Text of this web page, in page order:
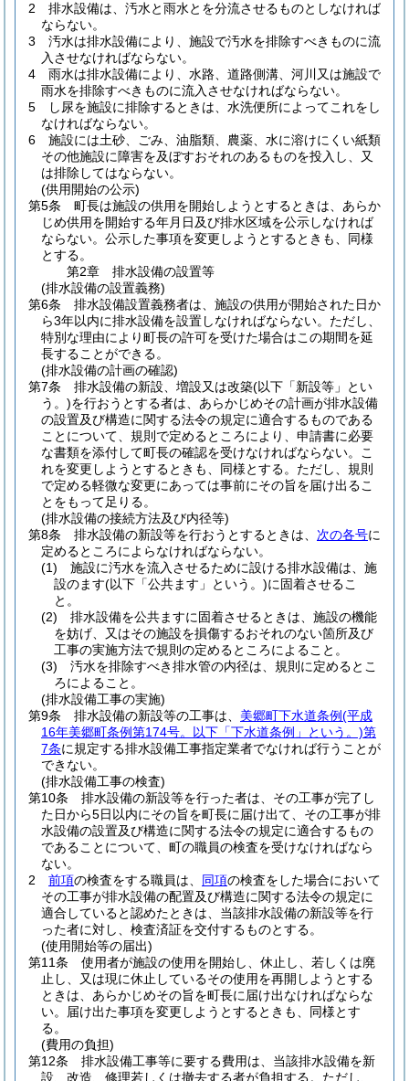
2
排水設備は、汚水と雨水とを分流させるものとしなければ
ならない。
3
汚水は排水設備により、施設で汚水を排除すべきものに流
入させなければならない。
4
雨水は排水設備により、水路、道路側溝、河川又は施設で
雨水を排除すべきものに流入させなければならない。
5
し尿を施設に排除するときは、水洗便所によってこれをし
なければならない。
6
施設には土砂、ごみ、油脂類、農薬、水に溶けにくい紙類
その他施設に障害を及ぼすおそれのあるものを投入し、又
は排除してはならない。
(供用開始の公示)
第5条
町長は施設の供用を開始しようとするときは、あらか
じめ供用を開始する年月日及び排水区域を公示しなければ
ならない。 公示した事項を変更しようとするときも、同様
とする。
第2章
排水設備の設置等
(排水設備の設置義務)
第6条
排水設備設置義務者は、施設の供用が開始された日か
ら3年以内に排水設備を設置しなければならない。 ただし、
特別な理由により町長の許可を受けた場合はこの期間を延
長することができる。
(排水設備の計画の確認)
第7条
排水設備の新設、増設又は改築(以下「新設等」とい
う。)を行おうとする者は、あらかじめその計画が排水設備
の設置及び構造に関する法令の規定に適合するものである
ことについて、規則で定めるところにより、申請書に必要
な書類を添付して町長の確認を受けなければならない。
こ
れを変更しようとするときも、同様とする。 ただし、規則
で定める軽微な変更にあっては事前にその旨を届け出るこ
とをもって足りる。
(排水設備の接続方法及び内径等)
第8条
排水設備の新設等を行おうとするときは、 次の各号に
定めるところによらなければならない。
(1)
施設に汚水を流入させるために設ける排水設備は、施
設のます(以下「公共ます」という。)に固着させるこ
と。
(2)
排水設備を公共ますに固着させるときは、施設の機能
を妨げ、又はその施設を損傷するおそれのない箇所及び
工事の実施方法で規則の定めるところによること。
(3)
汚水を排除すべき排水管の内径は、規則に定めるとこ
ろによること。
(排水設備工事の実施)
第9条
排水設備の新設等の工事は、 美郷町下水道条例(平成
16年美郷町条例第174号。以下「下水道条例」という。)第
7条に規定する排水設備工事指定業者でなければ行うことが
できない。
(排水設備工事の検査)
第10条
排水設備の新設等を行った者は、その工事が完了し
た日から5日以内にその旨を町長に届け出て、その工事が排
水設備の設置及び構造に関する法令の規定に適合するもの
であることについて、町の職員の検査を受けなければなら
ない。
2
前項の検査をする職員は、 同項の検査をした場合において
その工事が排水設備の配置及び構造に関する法令の規定に
適合していると認めたときは、当該排水設備の新設等を行
った者に対し、検査済証を交付するものとする。
(使用開始等の届出)
第11条
使用者が施設の使用を開始し、休止し、若しくは廃
止し、又は現に休止しているその使用を再開しようとする
ときは、あらかじめその旨を町長に届け出なければならな
い。
届け出た事項を変更しようとするときも、同様とす
る。
(費用の負担)
第12条
排水設備工事等に要する費用は、当該排水設備を新
設、改造、修理若しくは撤去する者が負担する。 ただし、